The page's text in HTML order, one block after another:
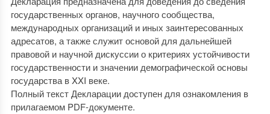
государственных органов, научного сообщества,
международных организаций и иных заинтересованных
адресатов, а также служит основой для дальнейшей
правовой и научной дискуссии о критериях устойчивости
государственности и значении демографической основы
государства в XXI веке.
Полный текст Декларации доступен для ознакомления в
прилагаемом PDF-документе.